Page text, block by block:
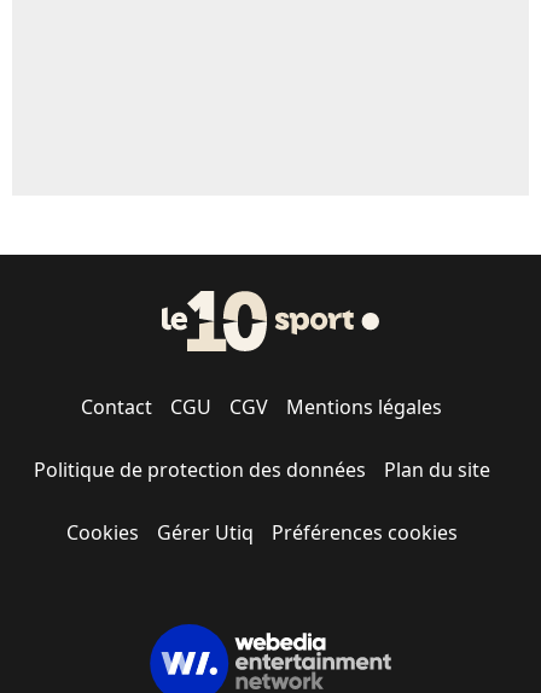
Contact CGU CGV Mentions légales
Politique de protection des données Plan du site
Cookies Gérer Utiq Préférences cookies